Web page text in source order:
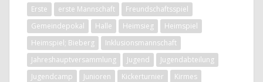
Erste
erste Mannschaft
Freundschaftsspiel
Gemeindepokal
Halle Heimsieg
Heimspiel
Heimspiel; Bieberg
Inklusionsmannschaft
Jahreshauptversammlung
Jugend
Jugendabteilung
Jugendcamp
Junioren Kickerturnier
Kirmes